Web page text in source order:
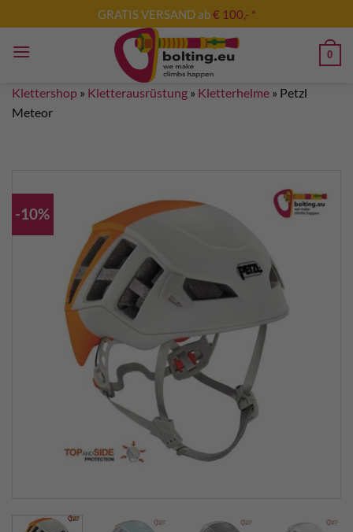
Inhalt
springen
GRATIS VERSAND ab€ 100,- *
0
Klettershop » Kletterausrüstung » Kletterhelme » Petzl
Meteor
-10%